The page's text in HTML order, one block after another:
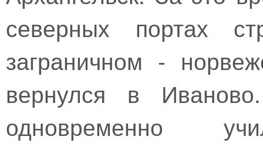
северных портах
заграничном -
вернулся в
одновременно